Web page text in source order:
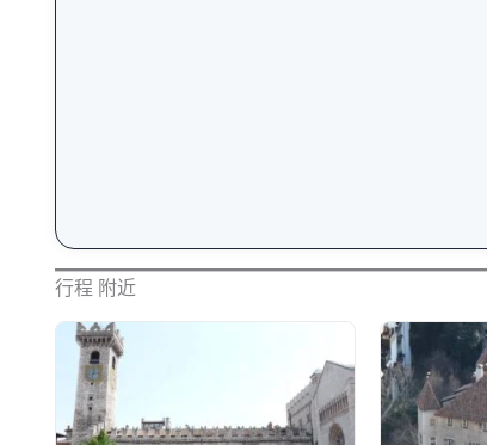
行程 附近